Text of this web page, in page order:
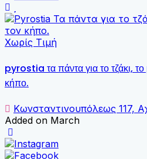
Χωρίς Τιμή
pyrostia τα πάντα για το τζάκι,
κήπο.
Κωνσταντινουπόλεως 117,
Added on March